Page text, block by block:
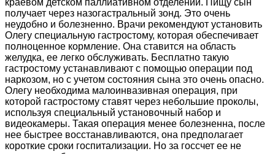
краевом детском паллиативном отделении. Пищу сын
получает через назогастральный зонд. Это очень
неудобно и болезненно. Врачи рекомендуют установить
Олегу специальную гастростому, которая обеспечивает
полноценное кормление. Она ставится на область
желудка, ее легко обслуживать. Бесплатно такую
гастростому устанавливают с помощью операции под
наркозом, но с учетом состояния сына это очень опасно.
Олегу необходима малоинвазивная операция, при
которой гастростому ставят через небольшие проколы,
используя специальный установочный набор и
видеокамеры. Такая операция менее болезненна, после
нее быстрее восстанавливаются, она предполагает
короткие сроки госпитализации. Но за госсчет ее не